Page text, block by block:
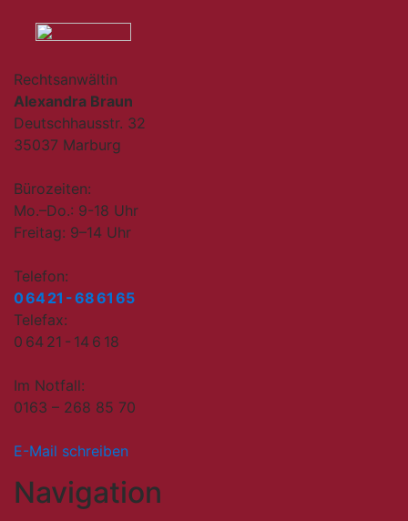
Rechtsanwältin
Alexandra Braun
Deutschhausstr. 32
35037 Marburg
Bürozeiten:
Mo.–Do.: 9-18 Uhr
Freitag: 9–14 Uhr
Telefon:
0 64 21 - 68 61 65
Telefax:
0 64 21 - 14 6 18
Im Notfall:
0163 – 268 85 70
E-Mail schreiben
Navigation